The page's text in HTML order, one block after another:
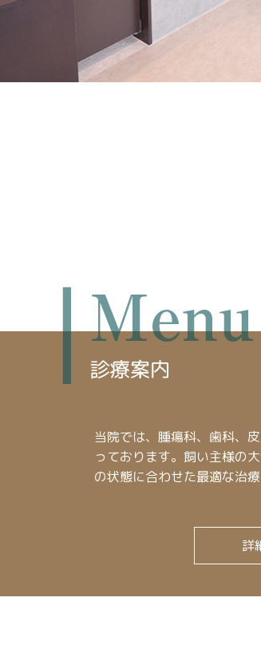
当院では、腫瘍科、歯科、
っております。飼い主様の
の状態に合わせた最適な治
詳